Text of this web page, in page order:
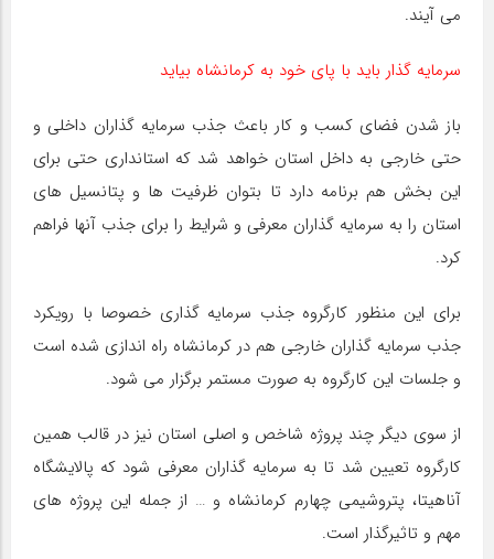
می آیند.
سرمایه گذار باید با پای خود به کرمانشاه بیاید
باز شدن فضای کسب و کار باعث جذب سرمایه گذاران داخلی و
حتی خارجی به داخل استان خواهد شد که استانداری حتی برای
این بخش هم برنامه دارد تا بتوان ظرفیت ها و پتانسیل های
استان را به سرمایه گذاران معرفی و شرایط را برای جذب آنها فراهم
کرد.
برای این منظور کارگروه جذب سرمایه گذاری خصوصا با رویکرد
جذب سرمایه گذاران خارجی هم در کرمانشاه راه اندازی شده است
و جلسات این کارگروه به صورت مستمر برگزار می شود.
از سوی دیگر چند پروژه شاخص و اصلی استان نیز در قالب همین
کارگروه تعیین شد تا به سرمایه گذاران معرفی شود که پالایشگاه
آناهیتا، پتروشیمی چهارم کرمانشاه و … از جمله این پروژه های
مهم و تاثیرگذار است.